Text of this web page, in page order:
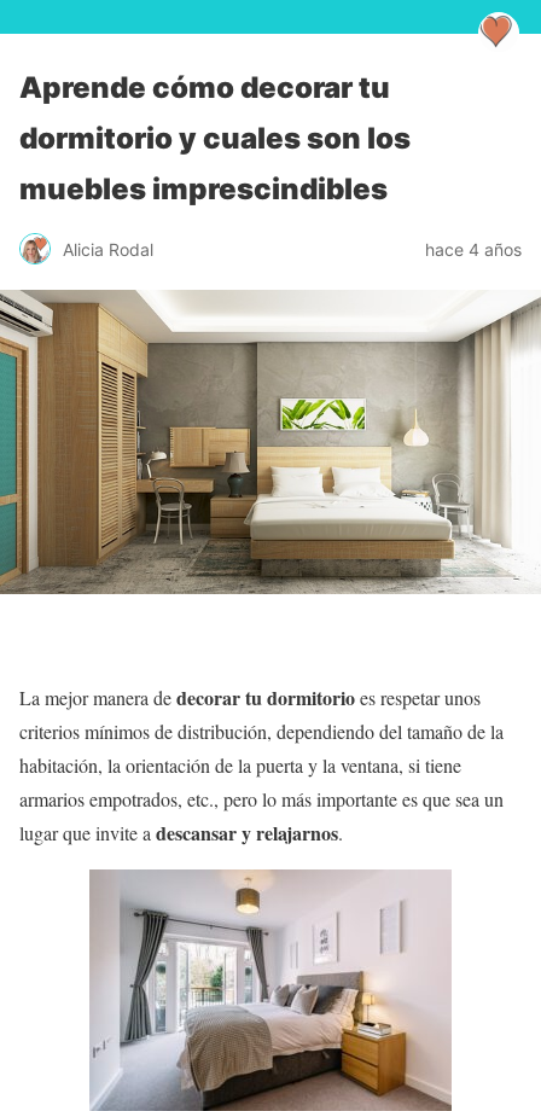
Aprende cómo decorar tu
dormitorio y cuales son los
muebles imprescindibles
Alicia Rodal hace 4 años
La mejor manera dedecorar tu dormitorioes respetar unos
criterios mínimos de distribución, dependiendo del tamaño de la
habitación, la orientación de la puerta y la ventana, si tiene
armarios empotrados, etc., pero lo más importante es que sea un
lugar que invite a descansar y relajarnos.